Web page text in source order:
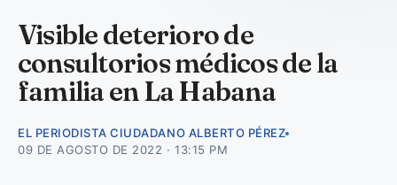
Visible deterioro de
consultorios médicos de la
familia en La Habana
EL PERIODISTA CIUDADANO ALBERTO PÉREZ
09 DE AGOSTO DE 2022 · 13:15 PM